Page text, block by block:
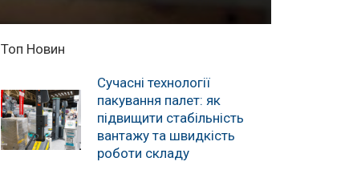
Топ Новин
Сучасні технології
пакування палет: як
підвищити стабільність
вантажу та швидкість
роботи складу